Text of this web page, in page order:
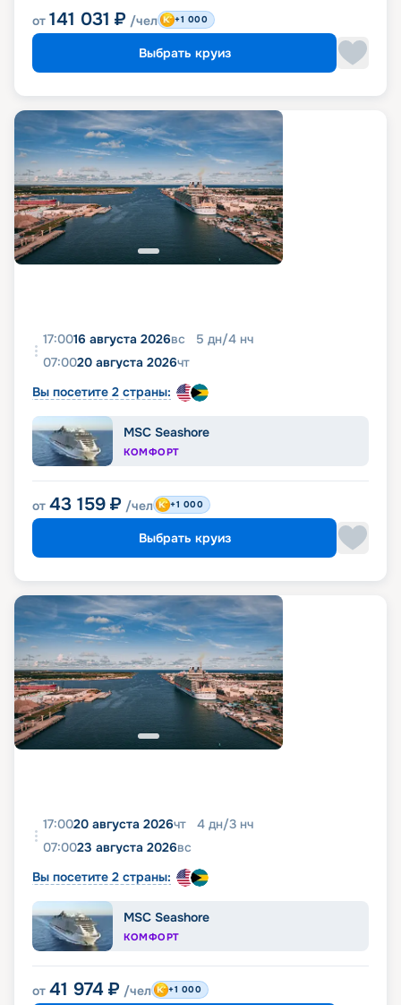
от 141 031 ₽ /чел +1 000
Выбрать круиз
17:0016 августа 2026вс 5 дн/4 нч
07:0020 августа 2026чт
Вы посетите 2 страны:
MSC Seashore
КОМФОРТ
от 43 159 ₽ /чел +1 000
Выбрать круиз
17:0020 августа 2026чт 4 дн/3 нч
07:0023 августа 2026вс
Вы посетите 2 страны:
MSC Seashore
КОМФОРТ
от 41 974 ₽ /чел +1 000